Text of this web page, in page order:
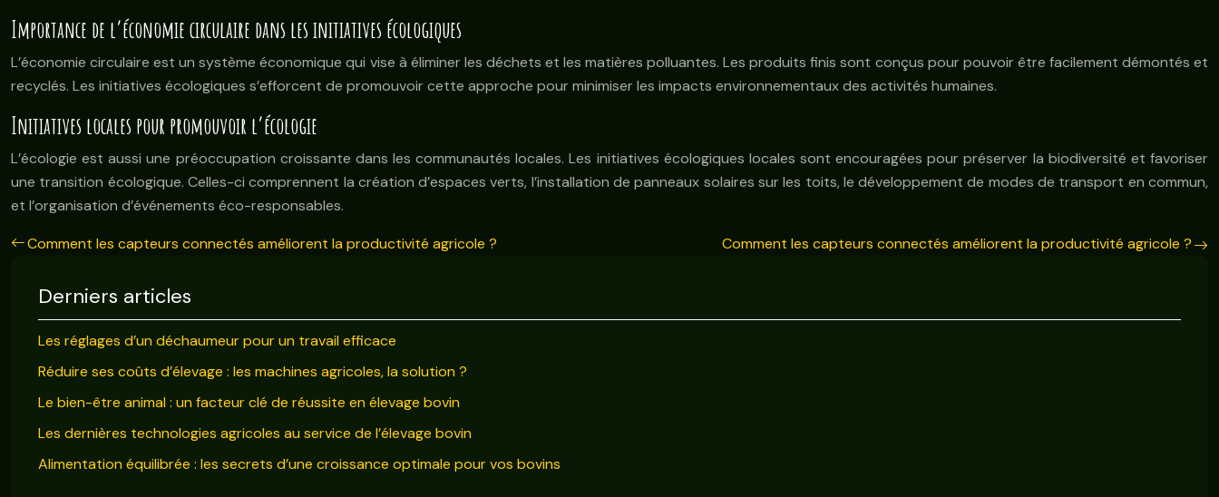
Importance de l’économie circulaire dans les initiatives écologiques
L’économie circulaire est un système économique qui vise à éliminer les déchets et les matières polluantes. Les produits finis sont conçus pour pouvoir être facilement démontés et
recyclés. Les initiatives écologiques s’efforcent de promouvoir cette approche pour minimiser les impacts environnementaux des activités humaines.
Initiatives locales pour promouvoir l’écologie
L’écologie est aussi une préoccupation croissante dans les communautés locales. Les initiatives écologiques locales sont encouragées pour préserver la biodiversité et favoriser
une transition écologique. Celles-ci comprennent la création d’espaces verts, l’installation de panneaux solaires sur les toits, le développement de modes de transport en commun,
et l’organisation d’événements éco-responsables.
Comment les capteurs connectés améliorent la productivité agricole ?
Comment les capteurs connectés améliorent la productivité agricole ?
Derniers articles
Les réglages d’un déchaumeur pour un travail efficace
Réduire ses coûts d’élevage : les machines agricoles, la solution ?
Le bien-être animal : un facteur clé de réussite en élevage bovin
Les dernières technologies agricoles au service de l’élevage bovin
Alimentation équilibrée : les secrets d’une croissance optimale pour vos bovins